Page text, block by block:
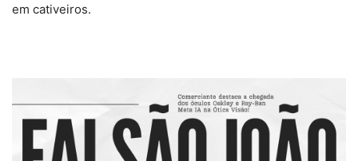
em cativeiros.